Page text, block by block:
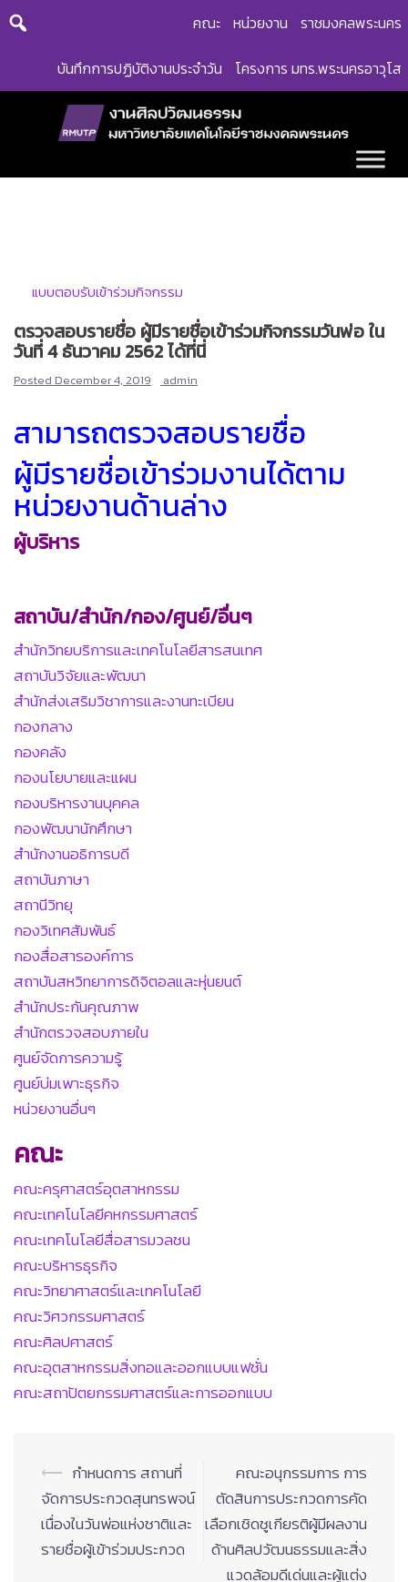
Skip
คณะ หน่วยงาน ราชมงคลพระนคร
บันทึกการปฏิบัติงานประจำวัน โครงการ มทร.พระนครอาวุโส
แบบตอบรับเข้าร่วมกิจกรรม
ตรวจสอบรายชื่อ ผู้มีรายชื่อเข้าร่วมกิจกรรมวันพ่อ ใน
วันที่ 4 ธันวาคม 2562 ได้ที่นี่
Posted December 4, 2019 admin
สามารถตรวจสอบรายชื่อ
ผู้มีรายชื่อเข้าร่วมงานได้ตาม
หน่วยงานด้านล่าง
ผู้บริหาร
สถาบัน/สำนัก/กอง/ศูนย์/อื่นๆ
สำนักวิทยบริการและเทคโนโลยีสารสนเทศ
สถาบันวิจัยและพัฒนา
สำนักส่งเสริมวิชาการและงานทะเบียน
กองกลาง
กองคลัง
กองนโยบายและแผน
กองบริหารงานบุคคล
กองพัฒนานักศึกษา
สำนักงานอธิการบดี
สถาบันภาษา
สถานีวิทยุ
กองวิเทศสัมพันธ์
กองสื่อสารองค์การ
สถาบันสหวิทยาการดิจิตอลและหุ่นยนต์
สำนักประกันคุณภาพ
สำนักตรวจสอบภายใน
ศูนย์จัดการความรู้
ศูนย์บ่มเพาะธุรกิจ
หน่วยงานอื่นๆ
คณะ
คณะครุศาสตร์อุตสาหกรรม
คณะเทคโนโลยีคหกรรมศาสตร์
คณะเทคโนโลยีสื่อสารมวลชน
คณะบริหารธุรกิจ
คณะวิทยาศาสตร์และเทคโนโลยี
คณะวิศวกรรมศาสตร์
คณะศิลปศาสตร์
คณะอุตสาหกรรมสิ่งทอและออกแบบแฟชั่น
คณะสถาปัตยกรรมศาสตร์และการออกแบบ
Post
navigation
⟵ กำหนดการ สถานที่
จัดการประกวดสุนทรพจน์
เนื่องในวันพ่อแห่งชาติและ
รายชื่อผู้เข้าร่วมประกวด
คณะอนุกรรมการ การ
ตัดสินการประกวดการคัด
เลือกเชิดชูเกียรติผู้มีผลงาน
ด้านศิลปวัฒนธรรมและสิ่ง
แวดล้อมดีเด่นและผู้แต่ง